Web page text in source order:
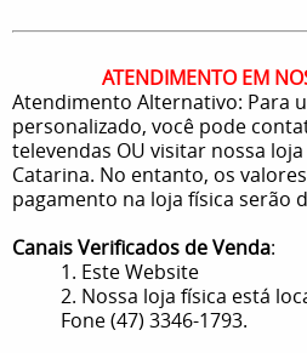
ATENDIMENTO EM
Atendimento Alternativo: Para
personalizado, você pode
televendas OU visitar nossa
Catarina. No entanto, os
pagamento na loja física serão
Canais Verificados de Venda:
1. Este Website
2. Nossa loja física está
Fone (47) 3346-1793.